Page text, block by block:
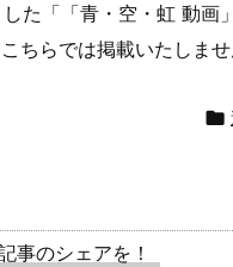
た「「青・空・虹 動画
ちらでは掲載いたしませ

事のシェアを！